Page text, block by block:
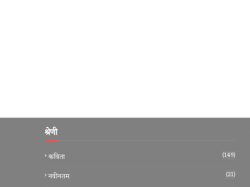
श्रेणी
कविता (149)
नवीनतम (21)